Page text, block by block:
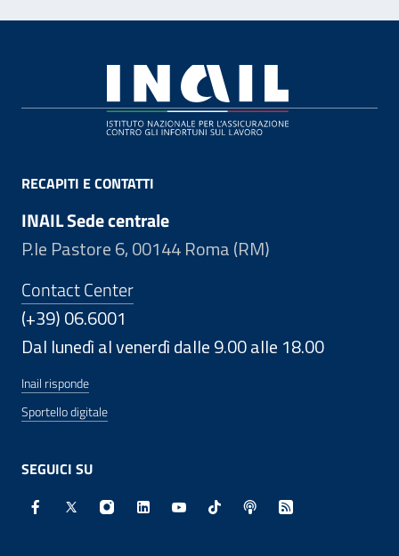
RECAPITI E CONTATTI
INAIL Sede centrale
P.le Pastore 6, 00144 Roma (RM)
Contact Center
(+39) 06.6001
Dal lunedì al venerdì dalle 9.00 alle 18.00
Inail risponde
Sportello digitale
SEGUICI SU
Facebook - Sito esterno - Apertura in nuova finestra
X - Sito esterno - Apertura in nuova finestra
Instagram - Sito esterno - Apertura in
Linkedin - Sito esterno - Apertura in
Youtube - Sito esterno -
TikTok - Sito esterno -
Spreaker - Sito
Feed RSS -